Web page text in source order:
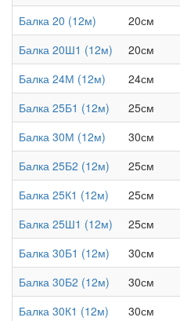
Балка 20 (12м)
20см
Балка 20Ш1 (12м)
20см
Балка 24М (12м)
24см
Балка 25Б1 (12м)
25см
Балка 30М (12м)
30см
Балка 25Б2 (12м)
25см
Балка 25К1 (12м)
25см
Балка 25Ш1 (12м)
25см
Балка 30Б1 (12м)
30см
Балка 30Б2 (12м)
30см
Балка 30К1 (12м)
30см